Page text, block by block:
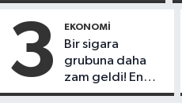
3 EKONOMI
Bir sigara
grubuna daha
zam geldi! En
pahalı paket 140